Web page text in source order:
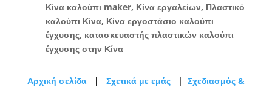
Κίνα καλούπι maker, Κίνα εργαλείων, Πλαστικό
καλούπι Κίνα, Κίνα εργοστάσιο καλούπι
έγχυσης, κατασκευαστής πλαστικών καλούπι
έγχυσης στην Κίνα
Αρχική σελίδα | Σχετικά με εμάς | Σχεδιασμός &